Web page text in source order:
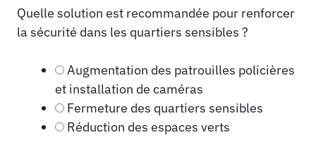
Quelle solution est recommandée pour renforcer
la sécurité dans les quartiers sensibles ?
Augmentation des patrouilles policières
et installation de caméras
Fermeture des quartiers sensibles
Réduction des espaces verts